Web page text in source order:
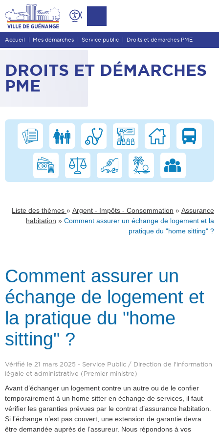
Contenu
Entête de page
Menu principal
Pied de page
Accueil Mes démarches Service public Droits et démarches PME
DROITS ET DÉMARCHES
PME
Liste des thèmes » Argent - Impôts - Consommation » Assurance
habitation » Comment assurer un échange de logement et la
pratique du "home sitting" ?
Comment assurer un
échange de logement et
la pratique du "home
sitting" ?
Vérifié le 21 mars 2025 - Service Public / Direction de l'information
légale et administrative (Premier ministre)
Avant d’échanger un logement contre un autre ou de le confier
temporairement à un home sitter en échange de services, il faut
vérifier les garanties prévues par le contrat d’assurance habitation.
Si l’échange n’est pas couvert, une extension de garantie devra
être demandée auprès de l’assureur. Nous répondons à vos